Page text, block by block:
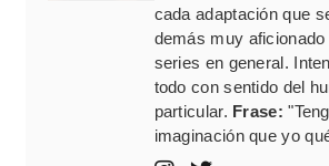
cada adaptación que
demás muy
series en general.
todo con sentido del
particular. Frase:
imaginación que yo